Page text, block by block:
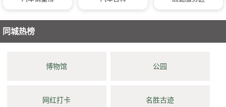
同城热榜
博物馆 公园
网红打卡 名胜古迹